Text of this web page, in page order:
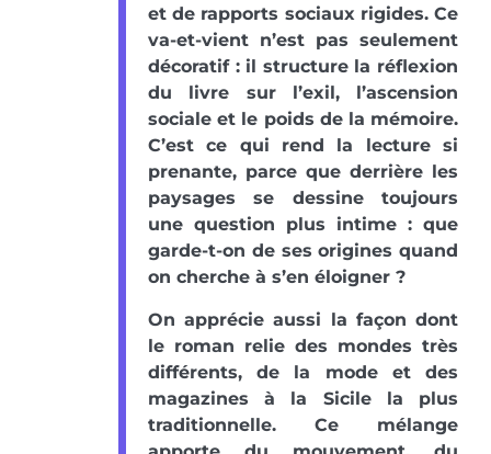
et de rapports sociaux rigides. Ce
va-et-vient n’est pas seulement
décoratif : il structure la réflexion
du livre sur l’exil, l’ascension
sociale et le poids de la mémoire.
C’est ce qui rend la lecture si
prenante, parce que derrière les
paysages se dessine toujours
une question plus intime : que
garde-t-on de ses origines quand
on cherche à s’en éloigner ?
On apprécie aussi la façon dont
le roman relie des mondes très
différents, de la mode et des
magazines à la Sicile la plus
traditionnelle. Ce mélange